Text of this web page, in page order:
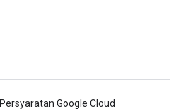
Persyaratan Google Cloud